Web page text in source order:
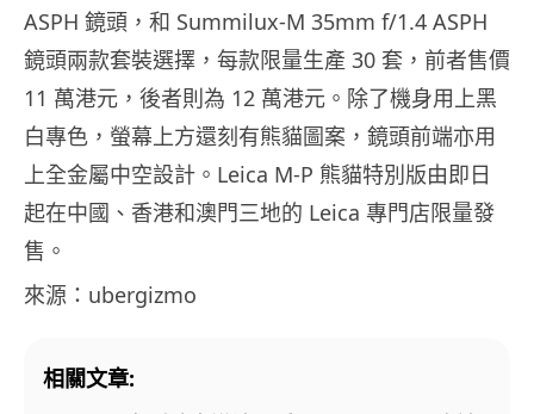
ASPH 鏡頭，和 Summilux-M 35mm f/1.4 ASPH
鏡頭兩款套裝選擇，每款限量生產 30 套，前者售價
11 萬港元，後者則為 12 萬港元。除了機身用上黑
白專色，螢幕上方還刻有熊貓圖案，鏡頭前端亦用
上全金屬中空設計。Leica M-P 熊貓特別版由即日
起在中國、香港和澳門三地的 Leica 專門店限量發
售。
來源：ubergizmo
相關文章: